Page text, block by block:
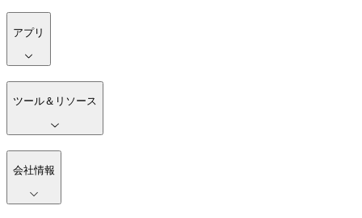
アプリ
ツール＆リソース
会社情報